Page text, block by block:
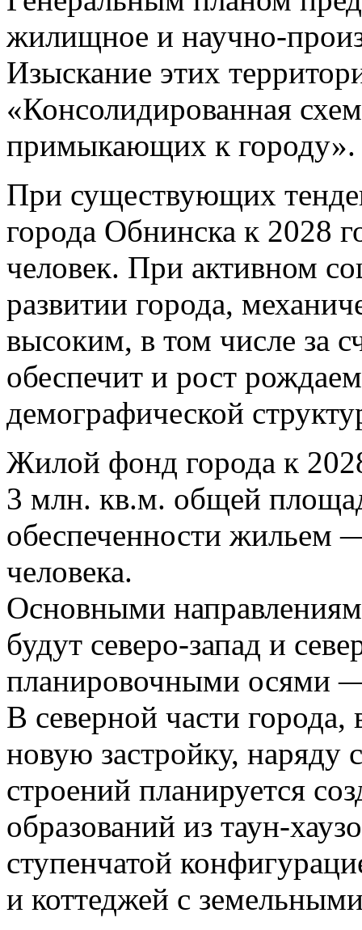
жилищное и научно-
Изыскание этих
«Консолидированная
примыкающих к городу».
При существующих
города Обнинска к 2028
человек. При активном
развитии города,
высоким, в том числе за
обеспечит и рост
демографической
Жилой фонд города к
3 млн. кв.м. общей
обеспеченности
человека.
Основными
будут северо-запад и
планировочными осями
В северной части
новую застройку, наряду
строений планируется
образований из таун-
ступенчатой
и коттеджей с